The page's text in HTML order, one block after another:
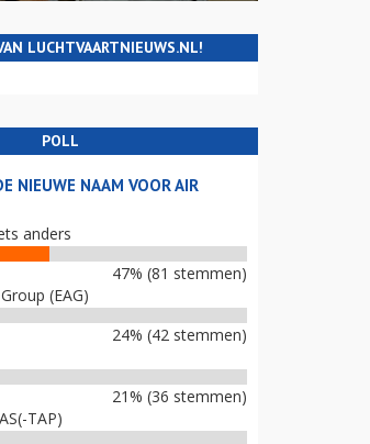
LUCHTVAARTNIEUWS.NL!
POLL
NIEUWE NAAM VOOR AIR
anders
47% (81 stemmen)
(EAG)
24% (42 stemmen)
21% (36 stemmen)
TAP)